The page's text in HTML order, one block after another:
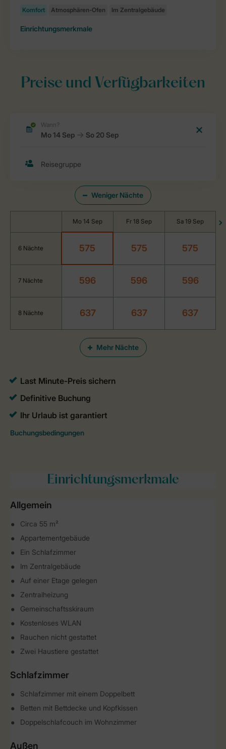
Einrichtungsmerkmale
Preise und Verfügbarkeiten
Weniger Nächte
Mehr Nächte
Mo 14 Sep Fr 18 Sep Sa 19 Sep
6 Nächte 575 575 575
7 Nächte 596 596 596
8 Nächte 637 637 637
Einrichtungsmerkmale
Allgemein
Circa 55 m²
Appartementgebäude
Ein Schlafzimmer
Im Zentralgebäude
Auf einer Etage gelegen
Zentralheizung
Gemeinschaftsskiraum
Kostenloses WLAN
Rauchen nicht gestattet
Zwei Haustiere gestattet
Schlafzimmer
Schlafzimmer mit einem Doppelbett
Betten mit Bettdecke und Kopfkissen
Doppelschlafcouch im Wohnzimmer
Außen